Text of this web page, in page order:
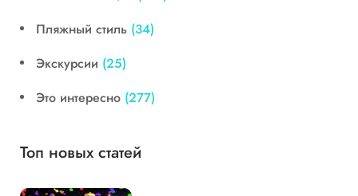
Пляжный стиль (34)
Экскурсии (25)
Это интересно (277)
Топ новых статей